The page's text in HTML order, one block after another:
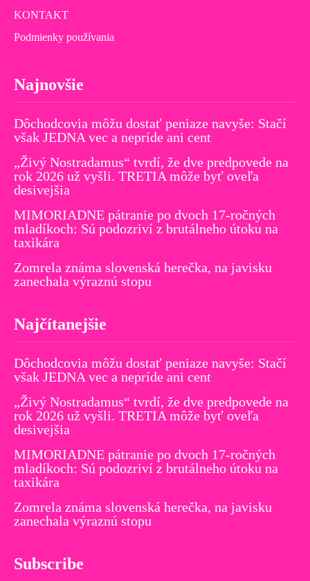
KONTAKT
Podmienky používania
Najnovšie
Dôchodcovia môžu dostať peniaze navyše: Stačí
však JEDNA vec a nepríde ani cent
„Živý Nostradamus“ tvrdí, že dve predpovede na
rok 2026 už vyšli. TRETIA môže byť oveľa
desivejšia
MIMORIADNE pátranie po dvoch 17-ročných
mladíkoch: Sú podozriví z brutálneho útoku na
taxikára
Zomrela známa slovenská herečka, na javisku
zanechala výraznú stopu
Najčítanejšie
Dôchodcovia môžu dostať peniaze navyše: Stačí
však JEDNA vec a nepríde ani cent
„Živý Nostradamus“ tvrdí, že dve predpovede na
rok 2026 už vyšli. TRETIA môže byť oveľa
desivejšia
MIMORIADNE pátranie po dvoch 17-ročných
mladíkoch: Sú podozriví z brutálneho útoku na
taxikára
Zomrela známa slovenská herečka, na javisku
zanechala výraznú stopu
Subscribe